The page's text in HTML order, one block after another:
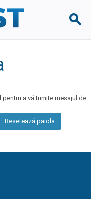
a vă trimite mesajul de
Resetează parola